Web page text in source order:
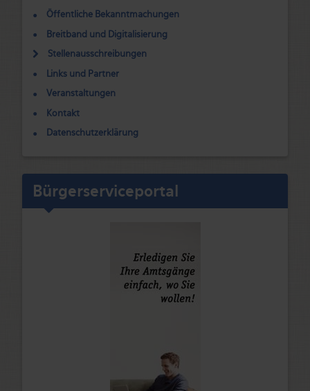
Öffentliche Bekanntmachungen
Breitband und Digitalisierung
Stellenausschreibungen
Links und Partner
Veranstaltungen
Kontakt
Datenschutzerklärung
Bürgerserviceportal